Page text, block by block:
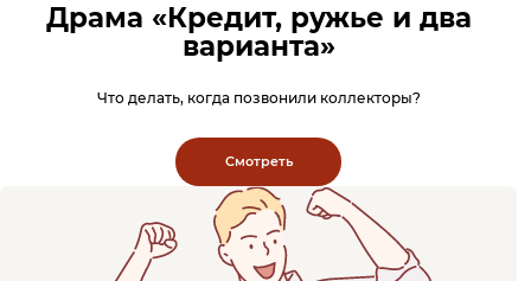
Драма «Кредит, ружье и два
варианта»
Что делать, когда позвонили коллекторы?
Смотреть